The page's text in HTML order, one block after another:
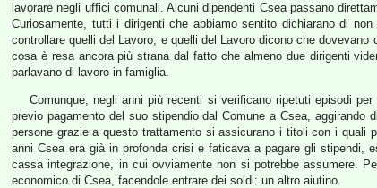
lavorare negli uffici comunali. Alcuni dipendenti Csea passano
Curiosamente, tutti i dirigenti che abbiamo sentito dichiarano di
controllare quelli del Lavoro, e quelli del Lavoro dicono che
cosa è resa ancora più strana dal fatto che almeno due dirigenti
parlavano di lavoro in famiglia.
Comunque, negli anni più recenti si verificano ripetuti episodi
previo pagamento del suo stipendio dal Comune a Csea, aggirando
persone grazie a questo trattamento si assicurano i titoli con i quali
anni Csea era già in profonda crisi e faticava a pagare gli stipendi,
cassa integrazione, in cui ovviamente non si potrebbe assumere.
economico di Csea, facendole entrare dei soldi: un altro aiutino.